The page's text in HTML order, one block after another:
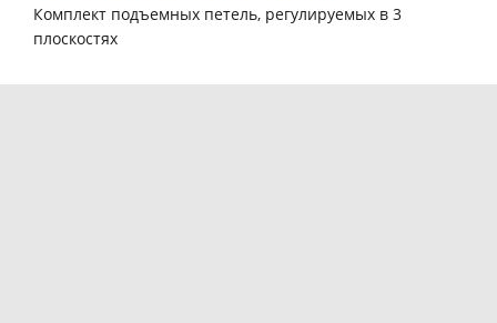
Комплект подъемных петель, регулируемых в 3
плоскостях